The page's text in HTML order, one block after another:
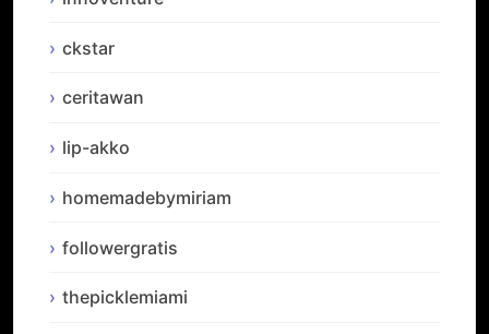
ckstar
ceritawan
lip-akko
homemadebymiriam
followergratis
thepicklemiami